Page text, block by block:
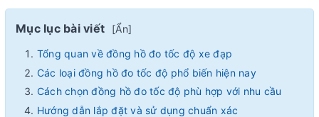
Mục lục bài viết [Ẩn]
Tổng quan về đồng hồ đo tốc độ xe đạp
Các loại đồng hồ đo tốc độ phổ biến hiện nay
Cách chọn đồng hồ đo tốc độ phù hợp với nhu cầu
Hướng dẫn lắp đặt và sử dụng chuẩn xác